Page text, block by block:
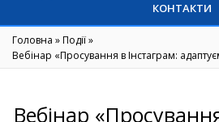
КОНТАКТИ
Головна »Події»
Вебінар «Просування в Інстаграм:
Вебінар